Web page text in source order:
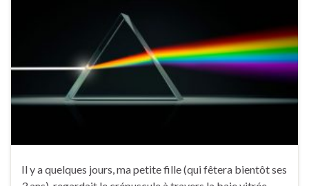
Il y a quelques jours, ma petite fille (qui fêtera bientôt ses